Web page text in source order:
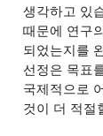
생각하고 있
때문에 연구
되었는지를
선정은 목표
국제적으로
것이 더 적절